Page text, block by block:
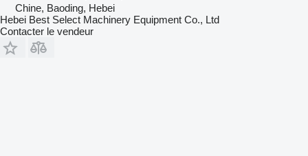
Chine, Baoding, Hebei
Hebei Best Select Machinery Equipment Co., Ltd
Contacter le vendeur